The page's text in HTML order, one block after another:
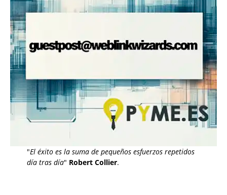
"El éxito es la suma de pequeños esfuerzos repetidos
día tras día" Robert Collier.